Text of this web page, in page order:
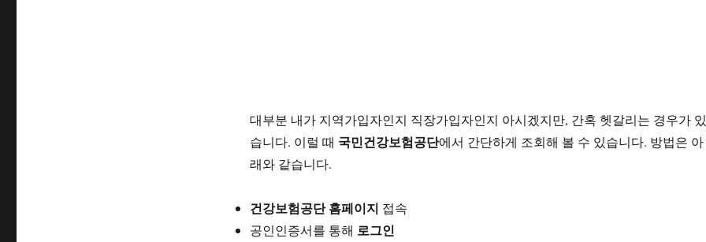
대부분 내가 지역가입자인지 직장가입자인지 아시겠지만, 간혹 헷갈리는 경우가 있
습니다. 이럴 때 국민건강보험공단에서 간단하게 조회해 볼 수 있습니다. 방법은 아
래와 같습니다.
건강보험공단 홈페이지 접속
공인인증서를 통해 로그인